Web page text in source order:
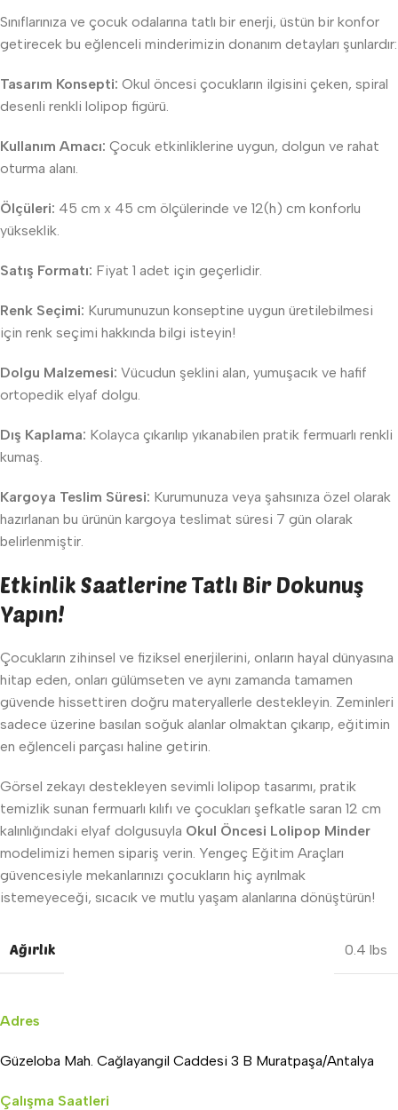
Sınıflarınıza ve çocuk odalarına tatlı bir enerji, üstün bir konfor
getirecek bu eğlenceli minderimizin donanım detayları şunlardır:
Tasarım Konsepti: Okul öncesi çocukların ilgisini çeken, spiral
desenli renkli lolipop figürü.
Kullanım Amacı: Çocuk etkinliklerine uygun, dolgun ve rahat
oturma alanı.
Ölçüleri: 45 cm x 45 cm ölçülerinde ve 12(h) cm konforlu
yükseklik.
Satış Formatı: Fiyat 1 adet için geçerlidir.
Renk Seçimi: Kurumunuzun konseptine uygun üretilebilmesi
için renk seçimi hakkında bilgi isteyin!
Dolgu Malzemesi: Vücudun şeklini alan, yumuşacık ve hafif
ortopedik elyaf dolgu.
Dış Kaplama: Kolayca çıkarılıp yıkanabilen pratik fermuarlı renkli
kumaş.
Kargoya Teslim Süresi: Kurumunuza veya şahsınıza özel olarak
hazırlanan bu ürünün kargoya teslimat süresi 7 gün olarak
belirlenmiştir.
Etkinlik Saatlerine Tatlı Bir Dokunuş
Yapın!
Çocukların zihinsel ve fiziksel enerjilerini, onların hayal dünyasına
hitap eden, onları gülümseten ve aynı zamanda tamamen
güvende hissettiren doğru materyallerle destekleyin. Zeminleri
sadece üzerine basılan soğuk alanlar olmaktan çıkarıp, eğitimin
en eğlenceli parçası haline getirin.
Görsel zekayı destekleyen sevimli lolipop tasarımı, pratik
temizlik sunan fermuarlı kılıfı ve çocukları şefkatle saran 12 cm
kalınlığındaki elyaf dolgusuyla Okul Öncesi Lolipop Minder
modelimizi hemen sipariş verin. Yengeç Eğitim Araçları
güvencesiyle mekanlarınızı çocukların hiç ayrılmak
istemeyeceği, sıcacık ve mutlu yaşam alanlarına dönüştürün!
Ağırlık 0.4 lbs
Adres
Güzeloba Mah. Cağlayangil Caddesi 3 B Muratpaşa/Antalya
Çalışma Saatleri